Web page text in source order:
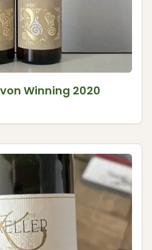
Winning 2020